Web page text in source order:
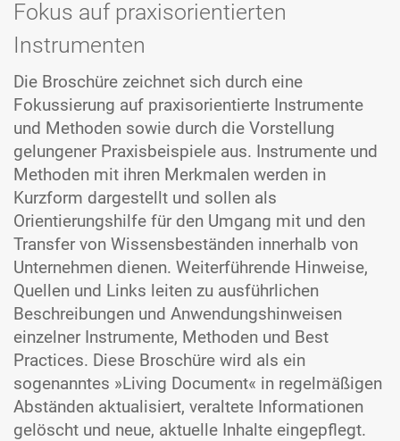
Fokus auf praxisorientierten
Instrumenten
Die Broschüre zeichnet sich durch eine
Fokussierung auf praxisorientierte Instrumente
und Methoden sowie durch die Vorstellung
gelungener Praxisbeispiele aus. Instrumente und
Methoden mit ihren Merkmalen werden in
Kurzform dargestellt und sollen als
Orientierungshilfe für den Umgang mit und den
Transfer von Wissensbeständen innerhalb von
Unternehmen dienen. Weiterführende Hinweise,
Quellen und Links leiten zu ausführlichen
Beschreibungen und Anwendungshinweisen
einzelner Instrumente, Methoden und Best
Practices. Diese Broschüre wird als ein
sogenanntes »Living Document« in regelmäßigen
Abständen aktualisiert, veraltete Informationen
gelöscht und neue, aktuelle Inhalte eingepflegt.